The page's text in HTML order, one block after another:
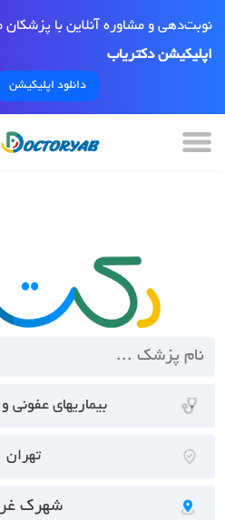
نوبت‌دهی و مشاوره آنلاین با
اپلیکیشن دکتریاب
دانلود اپلیکیشن
بیماریهای عفونی
تهران
شهرک